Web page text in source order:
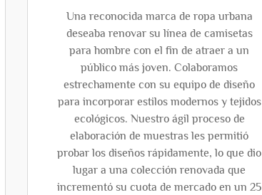
Una reconocida marca de ropa urbana
deseaba renovar su línea de camisetas
para hombre con el fin de atraer a un
público más joven. Colaboramos
estrechamente con su equipo de diseño
para incorporar estilos modernos y tejidos
ecológicos. Nuestro ágil proceso de
elaboración de muestras les permitió
probar los diseños rápidamente, lo que dio
lugar a una colección renovada que
incrementó su cuota de mercado en un 25